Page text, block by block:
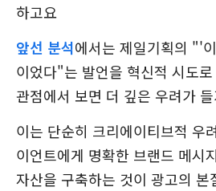
하고요
앞선 분석에서는 제일기획의 "'
이었다"는 발언을 혁신적 시도
관점에서 보면 더 깊은 우려가
이는 단순히 크리에이티브적 우
이언트에게 명확한 브랜드 메시
자산을 구축하는 것이 광고의